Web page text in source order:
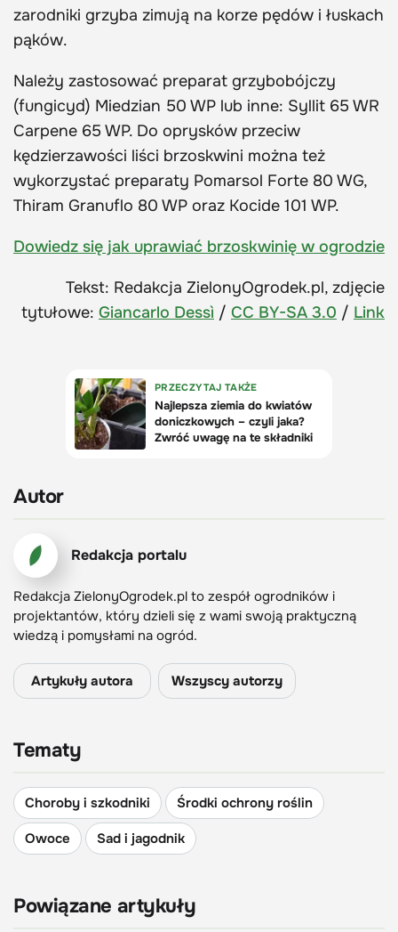
zarodniki grzyba zimują na korze pędów i łuskach
pąków.
Należy zastosować preparat grzybobójczy
(fungicyd) Miedzian 50 WP lub inne: Syllit 65 WR
Carpene 65 WP. Do oprysków przeciw
kędzierzawości liści brzoskwini można też
wykorzystać preparaty Pomarsol Forte 80 WG,
Thiram Granuflo 80 WP oraz Kocide 101 WP.
Dowiedz się jak uprawiać brzoskwinię w ogrodzie
Tekst: Redakcja ZielonyOgrodek.pl, zdjęcie
tytułowe: Giancarlo Dessì / CC BY-SA 3.0 / Link
Autor
Redakcja portalu
Redakcja ZielonyOgrodek.pl to zespół ogrodników i
projektantów, który dzieli się z wami swoją praktyczną
wiedzą i pomysłami na ogród.
Artykuły autora Wszyscy autorzy
Tematy
Choroby i szkodniki
Środki ochrony roślin
Owoce
Sad i jagodnik
Powiązane artykuły